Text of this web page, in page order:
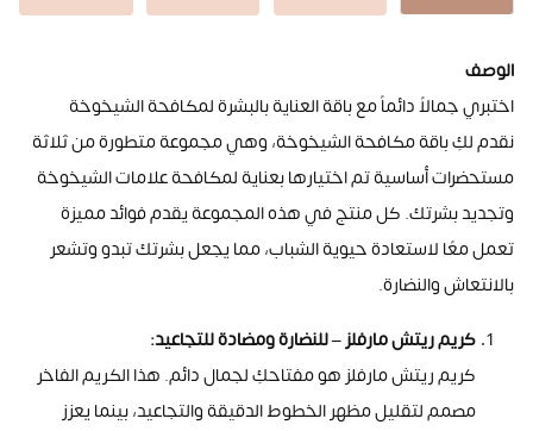
الوصف
اختبري جمالاً دائماً مع باقة العناية بالبشرة لمكافحة الشيخوخة
نقدم لكِ باقة مكافحة الشيخوخة، وهي مجموعة متطورة من ثلاثة
مستحضرات أساسية تم اختيارها بعناية لمكافحة علامات الشيخوخة
وتجديد بشرتك. كل منتج في هذه المجموعة يقدم فوائد مميزة
تعمل معًا لاستعادة حيوية الشباب، مما يجعل بشرتك تبدو وتشعر
بالانتعاش والنضارة.
كريم ريتش مارفلز – للنضارةومضادة للتجاعيد:
كريم ريتش مارفلز هو مفتاحكِ لجمال دائم. هذا الكريم الفاخر
مصمم لتقليل مظهر الخطوط الدقيقة والتجاعيد، بينما يعزز